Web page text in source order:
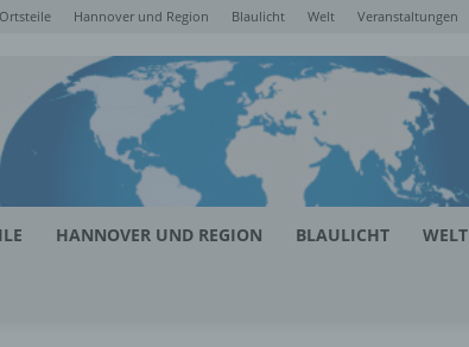
Hannover und Region Blaulicht Welt Veranstaltungen
HANNOVER UND REGION BLAULICHT WELT